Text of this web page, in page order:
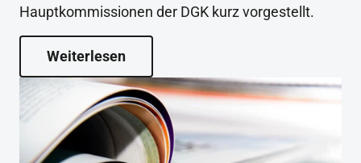
Hauptkommissionen der DGK kurz vorgestellt.
Weiterlesen